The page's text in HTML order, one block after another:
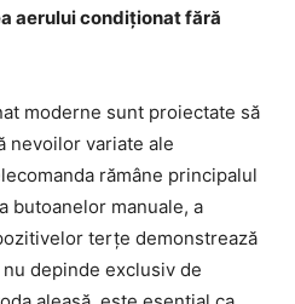
aerului condiționat fără
moderne sunt proiectate să
nevoilor variate ale
rămâne principalul
butoanelor manuale, a
terțe demonstrează
depinde exclusiv de